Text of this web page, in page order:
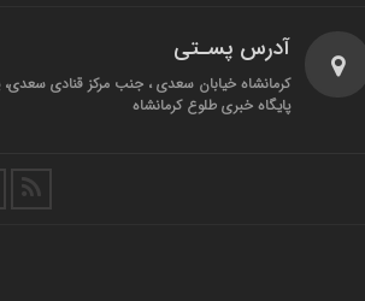
آدرس پسـتی
پایگاه خبری طلوع کرمانشاه